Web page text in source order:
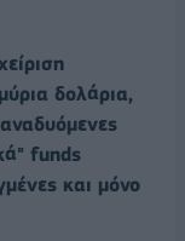
δολάρια,
funds
και μόνο